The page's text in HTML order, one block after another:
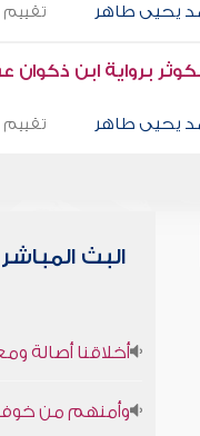
يحيى طاهر تقييم
برواية ابن ذكوان
يحيى طاهر تقييم
البث المباشر
أخلاقنا أصالة
وأمنهم من خوف